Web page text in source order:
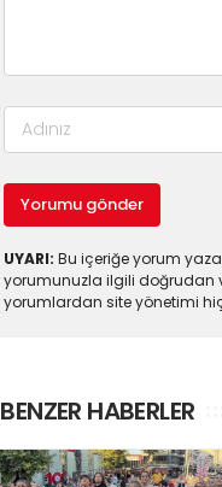
Yorumu gönder
UYARI: Bu içeriğe yorum
yorumunuzla ilgili doğrudan
yorumlardan site yönetimi
BENZER HABERLER